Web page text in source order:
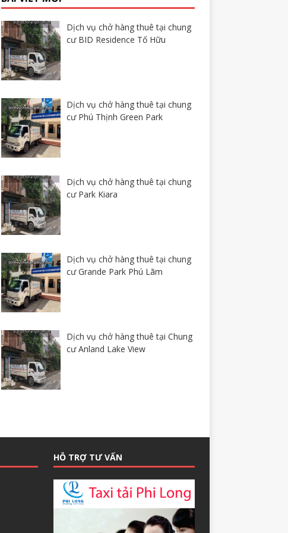
Dịch vụ chở hàng thuê tại chung
cư BID Residence Tố Hữu
Dịch vụ chở hàng thuê tại chung
cư Phú Thịnh Green Park
Dịch vụ chở hàng thuê tại chung
cư Park Kiara
Dịch vụ chở hàng thuê tại chung
cư Grande Park Phú Lãm
Dịch vụ chở hàng thuê tại Chung
cư Anland Lake View
HỖ TRỢ TƯ VẤN